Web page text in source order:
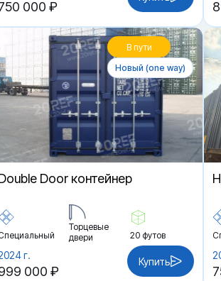
000 ₽
В пути
Новый (one way)
Door контейнер
Торцевые
двери
20 футов
г.
000 ₽
Купить